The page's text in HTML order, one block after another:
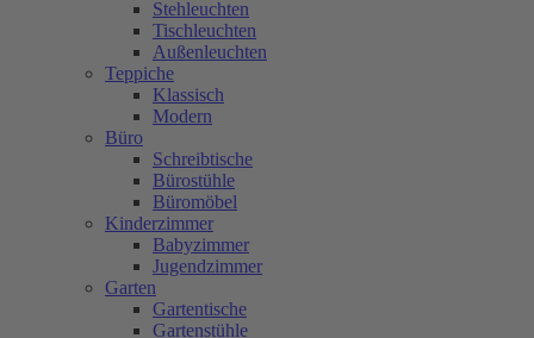
Stehleuchten
Tischleuchten
Außenleuchten
Teppiche
Klassisch
Modern
Büro
Schreibtische
Bürostühle
Büromöbel
Kinderzimmer
Babyzimmer
Jugendzimmer
Garten
Gartentische
Gartenstühle